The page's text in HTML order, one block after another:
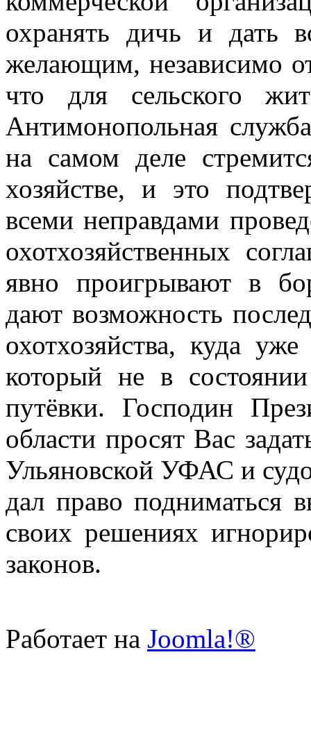
охранять дичь и дать
желающим, независимо
что для сельского
Антимонопольная
на самом деле
хозяйстве, и это
всеми неправдами
охотхозяйственных
явно проигрывают в
дают возможность
охотхозяйства, куда
который не в
путёвки. Господин
области просят Вас
Ульяновской УФАС и
дал право
своих решениях
законов.
Работает на Joomla!®